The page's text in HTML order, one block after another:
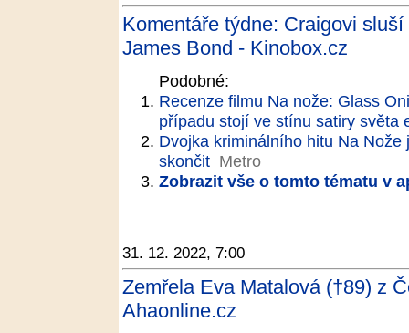
Komentáře týdne: Craigovi
James Bond - Kinobox.cz
Podobné:
Recenze filmu Na nože: Glass
případu stojí ve stínu satiry světa
Dvojka kriminálního hitu Na
skončit Metro
Zobrazit vše o tomto tématu v
31. 12. 2022, 7:00
Zemřela Eva Matalová (†89) z
Ahaonline.cz